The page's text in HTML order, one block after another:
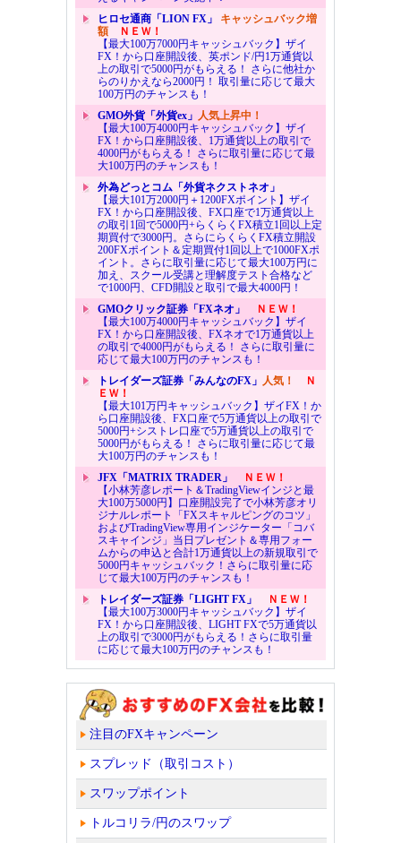
ヒロセ通商「LION FX」 キャッシュバック増
額ＮＥＷ！
【最大100万7000円キャッシュバック】ザイ
FX！から口座開設後、英ポンド/円1万通貨以
上の取引で5000円がもらえる！ さらに他社か
らのりかえなら2000円！ 取引量に応じて最大
100万円のチャンスも！
GMO外貨「外貨ex」 人気上昇中！
【最大100万4000円キャッシュバック】ザイ
FX！から口座開設後、1万通貨以上の取引で
4000円がもらえる！ さらに取引量に応じて最
大100万円のチャンスも！
外為どっとコム「外貨ネクストネオ」
【最大101万2000円＋1200FXポイント】ザイ
FX！から口座開設後、FX口座で1万通貨以上
の取引1回で5000円+らくらくFX積立1回以上定
期買付で3000円。さらにらくらくFX積立開設
200FXポイント＆定期買付1回以上で1000FXポ
イント。さらに取引量に応じて最大100万円に
加え、スクール受講と理解度テスト合格など
で1000円、CFD開設と取引で最大4000円！
GMOクリック証券「FXネオ」
ＮＥＷ！
【最大100万4000円キャッシュバック】ザイ
FX！から口座開設後、FXネオで1万通貨以上
の取引で4000円がもらえる！ さらに取引量に
応じて最大100万円のチャンスも！
トレイダーズ証券「みんなのFX」 人気！
Ｎ
ＥＷ！
【最大101万円キャッシュバック】ザイFX！か
ら口座開設後、FX口座で5万通貨以上の取引で
5000円+シストレ口座で5万通貨以上の取引で
5000円がもらえる！ さらに取引量に応じて最
大100万円のチャンスも！
JFX「MATRIX TRADER」
ＮＥＷ！
【小林芳彦レポート＆TradingViewインジと最
大100万5000円】口座開設完了で小林芳彦オリ
ジナルレポート「FXスキャルピングのコツ」
およびTradingView専用インジケーター「コバ
スキャインジ」当日プレゼント＆専用フォー
ムからの申込と合計1万通貨以上の新規取引で
5000円キャッシュバック！さらに取引量に応
じて最大100万円のチャンスも！
トレイダーズ証券「LIGHT FX」
ＮＥＷ！
【最大100万3000円キャッシュバック】ザイ
FX！から口座開設後、LIGHT FXで5万通貨以
上の取引で3000円がもらえる！さらに取引量
に応じて最大100万円のチャンスも！
注目のFXキャンペーン
スプレッド（取引コスト）
スワップポイント
トルコリラ/円のスワップ